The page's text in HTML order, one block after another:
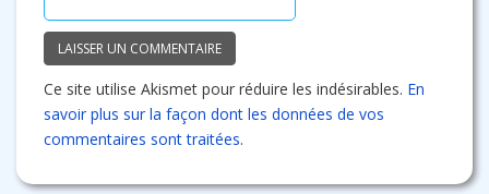
Ce site utilise Akismet pour réduire les indésirables. En
savoir plus sur la façon dont les données de vos
commentaires sont traitées.